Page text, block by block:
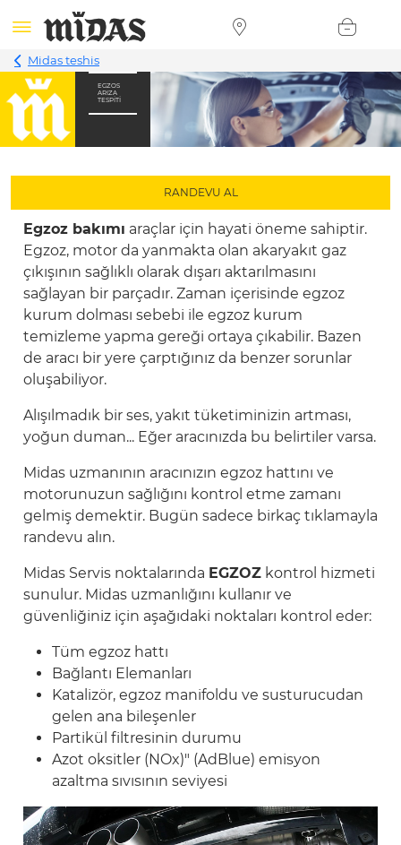
Midas teshis
EGZOS
ARIZA
TESPITI
Egzoz bakımı araçlar için hayati öneme sahiptir.
Egzoz, motor da yanmakta olan akaryakıt gaz
çıkışının sağlıklı olarak dışarı aktarılmasını
sağlayan bir parçadır. Zaman içerisinde egzoz
kurum dolması sebebi ile egzoz kurum
temizleme yapma gereği ortaya çıkabilir. Bazen
de aracı bir yere çarptığınız da benzer sorunlar
oluşabiliyor.
Alışılmadık bir ses, yakıt tüketiminizin artması,
yoğun duman... Eğer aracınızda bu belirtiler varsa.
Midas uzmanının aracınızın egzoz hattını ve
motorunuzun sağlığını kontrol etme zamanı
gelmiş demektir. Bugün sadece birkaç tıklamayla
randevu alın.
Midas Servis noktalarında EGZOZ kontrol hizmeti
sunulur. Midas uzmanlığını kullanır ve
güvenliğiniz için aşağıdaki noktaları kontrol eder:
Tüm egzoz hattı
Bağlantı Elemanları
Katalizör, egzoz manifoldu ve susturucudan
gelen ana bileşenler
Partikül filtresinin durumu
Azot oksitler (NOx)" (AdBlue) emisyon
azaltma sıvısının seviyesi
RANDEVU AL